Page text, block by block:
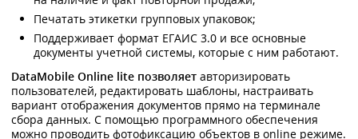
Печатать этикетки групповых упаковок;
Поддерживает формат ЕГАИС 3.0 и все основные
документы учетной системы, которые с ним работают.
DataMobile Online lite позволяет авторизировать
пользователей, редактировать шаблоны, настраивать
вариант отображения документов прямо на терминале
сбора данных. С помощью программного обеспечения
можно проводить фотофиксацию объектов в online режиме.